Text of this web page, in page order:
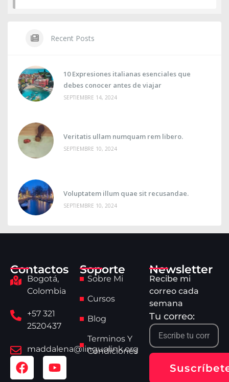
Recent Posts
10 Expresiones italianas esenciales que
debes conocer antes de viajar
SEPTIEMBRE 14, 2024
Veritatis ullam numquam rem libero.
SEPTIEMBRE 10, 2024
Voluptatem illum quae sit recusandae.
SEPTIEMBRE 10, 2024
Contactos
Bogotá,
Colombia
+57 321
2520437
maddalena@linguolink.org
Soporte
Sobre Mi
Cursos
Blog
Terminos Y
Condiciones
Newsletter
Recibe mi
correo cada
semana
Tu correo: